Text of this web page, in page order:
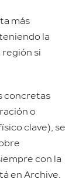
más
la
si
concretas
o
clave), se
con la
en Archive.